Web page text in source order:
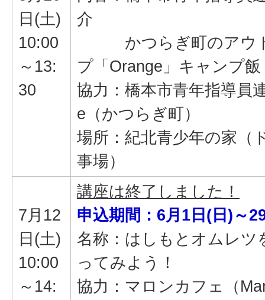
日(土)
10:00
～13:
30
介
かつらぎ町のアウ
プ「Orange」キャンプ飯
協力：橋本市青年指導員
e（かつらぎ町）
場所：紀北青少年の家（
事場）
7月12
日(土)
10:00
～14:
講座は終了しました！
申込期間：6月1日(日)～
名称：はしもとオムレツ
ってみよう！
協力：マロンカフェ（